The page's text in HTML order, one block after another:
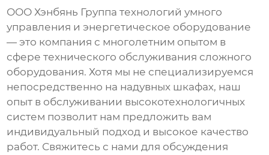
ООО Хэнбянь Группа технологий умного
управления и энергетическое оборудование
— это компания с многолетним опытом в
сфере технического обслуживания сложного
оборудования. Хотя мы не специализируемся
непосредственно на надувных шкафах, наш
опыт в обслуживании высокотехнологичных
систем позволит нам предложить вам
индивидуальный подход и высокое качество
работ. Свяжитесь с нами для обсуждения